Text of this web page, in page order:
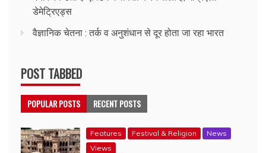
डेमेट्रिएड्स
वैज्ञानिक चेतना : तर्क व अनुशंधान से दूर होता जा रहा भारत
POST TABBED
POPULAR POSTS RECENT POSTS
Features Festival & Religion
News
Views